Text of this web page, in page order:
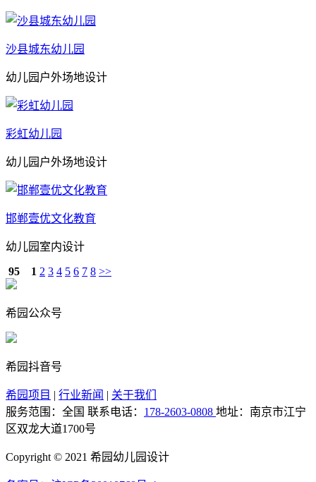
沙县城东幼儿园
幼儿园户外场地设计
彩虹幼儿园
幼儿园户外场地设计
邯郸壹优文化教育
幼儿园室内设计
95 1 2 3 4 5 6 7 8 >>
希园公众号
希园抖音号
希园项目 | 行业新闻 | 关于我们
服务范围：全国 联系电话： 178-2603-0808 地址：南京市江宁
区双龙大道1700号
Copyright © 2021 希园幼儿园设计